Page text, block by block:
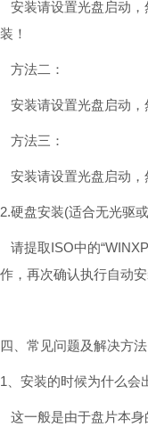
安装请设置光盘启动，
装！
方法二：
安装请设置光盘启动，
方法三：
安装请设置光盘启动，
2.硬盘安装(适合无光驱
请提取ISO中的
作，再次确认执行自动
四、常见问题及解决方法
1、安装的时候为什么会
这一般是由于盘片本身